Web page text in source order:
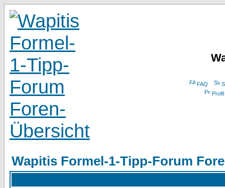
FAQ
Profil
Wapitis Formel-1-Tipp-Forum